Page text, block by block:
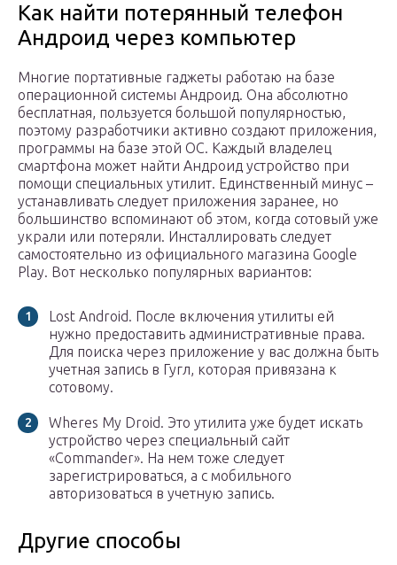
Как найти потерянный телефон
Андроид через компьютер
Многие портативные гаджеты работаю на базе
операционной системы Андроид. Она абсолютно
бесплатная, пользуется большой популярностью,
поэтому разработчики активно создают приложения,
программы на базе этой ОС. Каждый владелец
смартфона может найти Андроид устройство при
помощи специальных утилит. Единственный минус –
устанавливать следует приложения заранее, но
большинство вспоминают об этом, когда сотовый уже
украли или потеряли. Инсталлировать следует
самостоятельно из официального магазина Google
Play. Вот несколько популярных вариантов:
Lost Android. После включения утилиты ей
нужно предоставить административные права.
Для поиска через приложение у вас должна быть
учетная запись в Гугл, которая привязана к
сотовому.
Wheres My Droid. Это утилита уже будет искать
устройство через специальный сайт
«Commander». На нем тоже следует
зарегистрироваться, а с мобильного
авторизоваться в учетную запись.
Другие способы